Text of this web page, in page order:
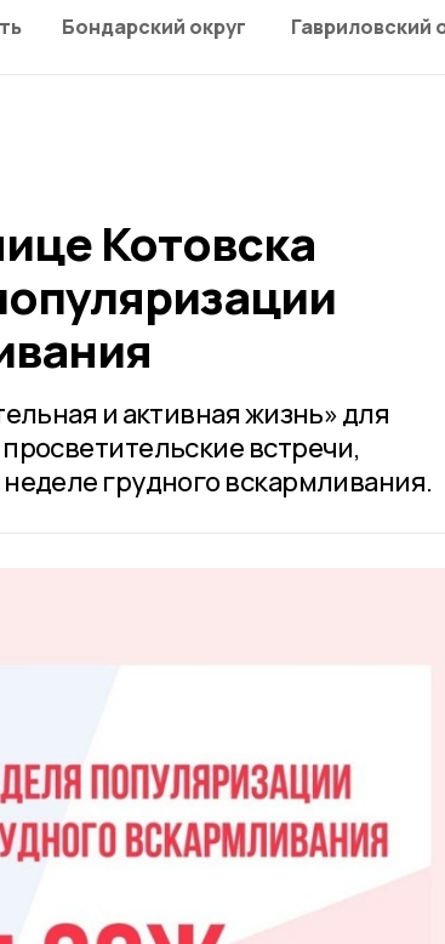
Бондарский округ Гавриловский
Котовска
и активная жизнь» для
встречи,
грудного вскармливания.